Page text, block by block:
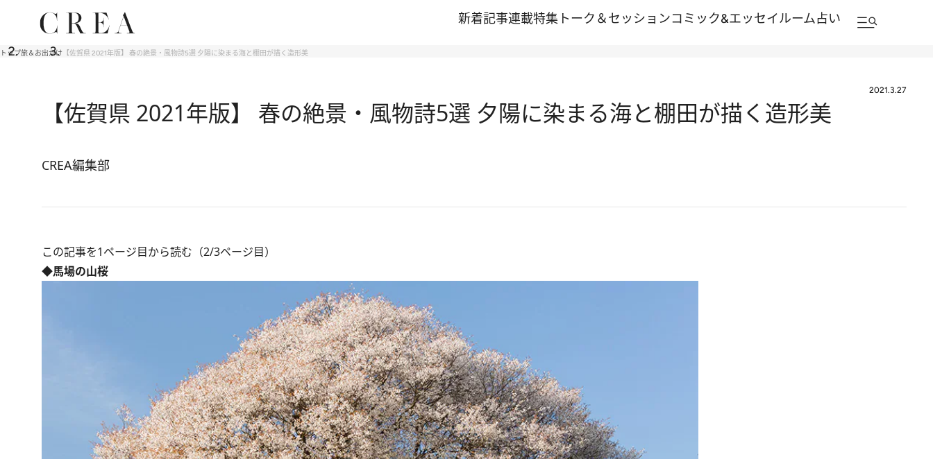
新着記事連載特集 トーク＆セッションコミック&エッセイルーム占い
トップ旅＆お出かけ 【佐賀県 2021年版】 春の絶景・風物詩5選 夕陽に染まる海と棚田が描く造形美
2021.3.27
【佐賀県 2021年版】 春の絶景・風物詩5選 夕陽に染まる海と棚田が描く造形美
CREA編集部
この記事を1ページ目から読む（2/3ページ目）
◆馬場の山桜